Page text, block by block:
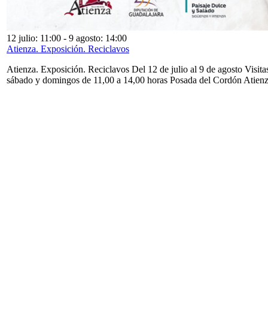
12 julio: 11:00 - 9 agosto: 14:00
Atienza. Exposición. Reciclavos
Atienza. Exposición. Reciclavos Del 12 de julio al 9 de agosto
sábado y domingos de 11,00 a 14,00 horas Posada del Cordón